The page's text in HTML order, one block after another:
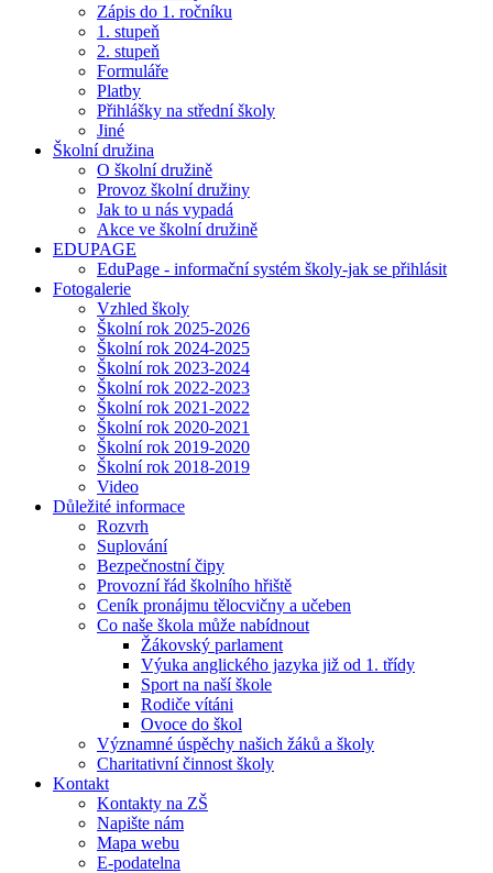
Zápis do 1. ročníku
1. stupeň
2. stupeň
Formuláře
Platby
Přihlášky na střední školy
Jiné
Školní družina
O školní družině
Provoz školní družiny
Jak to u nás vypadá
Akce ve školní družině
EDUPAGE
EduPage - informační systém školy-jak se přihlásit
Fotogalerie
Vzhled školy
Školní rok 2025-2026
Školní rok 2024-2025
Školní rok 2023-2024
Školní rok 2022-2023
Školní rok 2021-2022
Školní rok 2020-2021
Školní rok 2019-2020
Školní rok 2018-2019
Video
Důležité informace
Rozvrh
Suplování
Bezpečnostní čipy
Provozní řád školního hřiště
Ceník pronájmu tělocvičny a učeben
Co naše škola může nabídnout
Žákovský parlament
Výuka anglického jazyka již od 1. třídy
Sport na naší škole
Rodiče vítáni
Ovoce do škol
Významné úspěchy našich žáků a školy
Charitativní činnost školy
Kontakt
Kontakty na ZŠ
Napište nám
Mapa webu
E-podatelna